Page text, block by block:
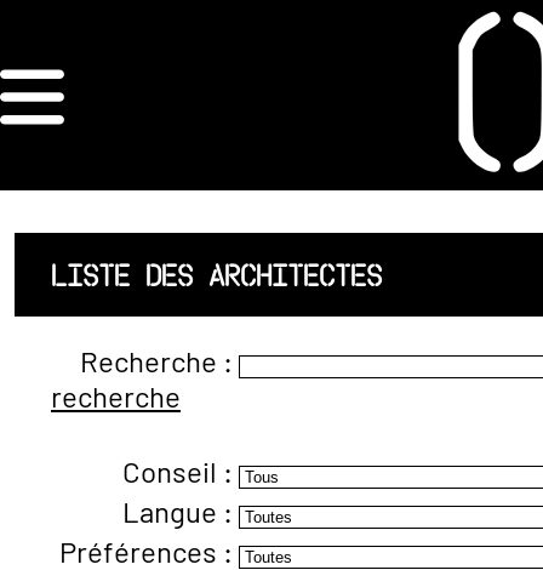
ORDRE DES
ARCHITECTES
ACCUEIL
LISTE DES
ARCHITECTES
JURISPRUDENCE
ANNEXE 4 CODT
LISTE DES ARCHITECTES
Recherche :
recherche
Conseil :
Langue :
Préférences :